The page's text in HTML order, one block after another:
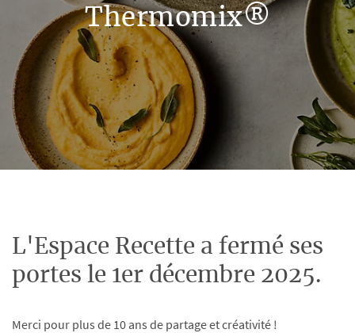
Thermomix®
L'Espace Recette a fermé ses
portes le 1er décembre 2025.
Merci pour plus de 10 ans de partage et créativité !